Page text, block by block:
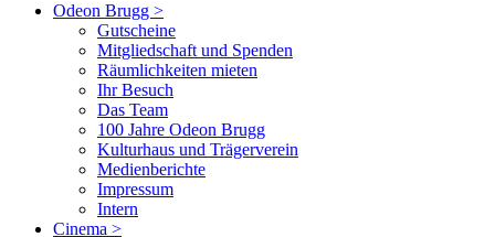
Odeon Brugg >
Gutscheine
Mitgliedschaft und Spenden
Räumlichkeiten mieten
Ihr Besuch
Das Team
100 Jahre Odeon Brugg
Kulturhaus und Trägerverein
Medienberichte
Impressum
Intern
Cinema >